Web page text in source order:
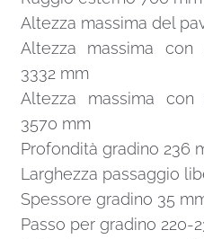
Altezza massima del
Altezza massima
3332 mm
Altezza massima
3570 mm
Profondità gradino 236
Larghezza passaggio
Spessore gradino 35
Passo per gradino 220-